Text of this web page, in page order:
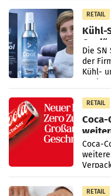
RETAIL
Kühl-
Die
der
Kühl-
Markt.
RETAIL
Coca-
RETAIL